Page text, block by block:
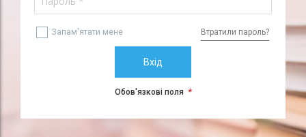
Запам'ятати мене Втратили пароль?
Вхід
Обов'язкові поля